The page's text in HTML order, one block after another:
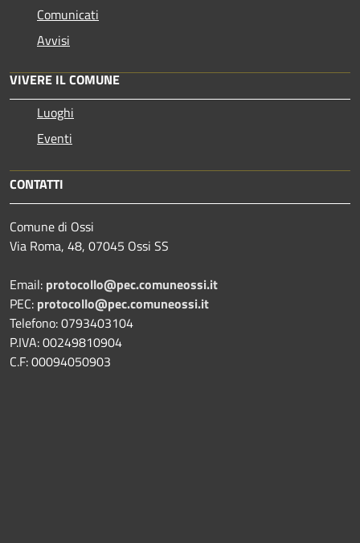
Comunicati
Avvisi
VIVERE IL COMUNE
Luoghi
Eventi
CONTATTI
Comune di Ossi
Via Roma, 48, 07045 Ossi SS
Email: protocollo@pec.comuneossi.it
PEC: protocollo@pec.comuneossi.it
Telefono: 0793403104
P.IVA: 00249810904
C.F: 00094050903